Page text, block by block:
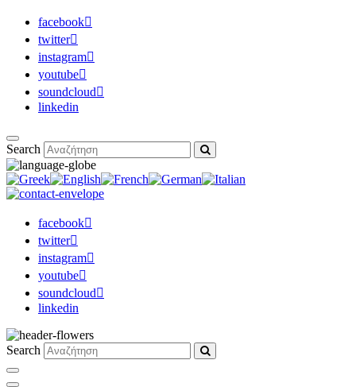
facebook
twitter
instagram
youtube
soundcloud
linkedin
Search
facebook
twitter
instagram
youtube
soundcloud
linkedin
Search